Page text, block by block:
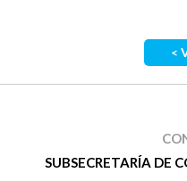
<
SUBSECRETARÍA DE